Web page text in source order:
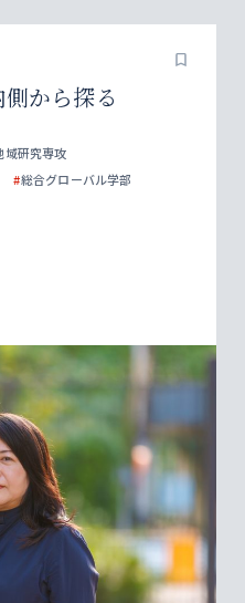
から探る
域研究専攻
#総合グローバル学部